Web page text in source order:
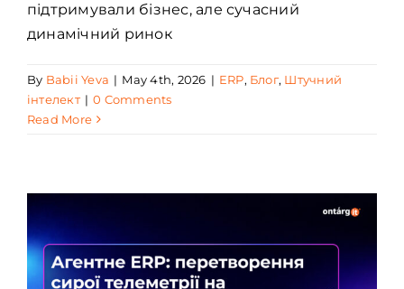
підтримували бізнес, але сучасний
динамічний ринок
By Babii Yeva | May 4th, 2026 | ERP, Блог, Штучний
інтелект | 0 Comments
Read More